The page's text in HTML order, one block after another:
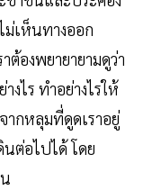
ม่เห็นทางออก
องพยายายามดูว่า
งไร ทำอย่างไรให้
ากหลุมที่ดูดเราอยู่
ต่อไปได้ โดย